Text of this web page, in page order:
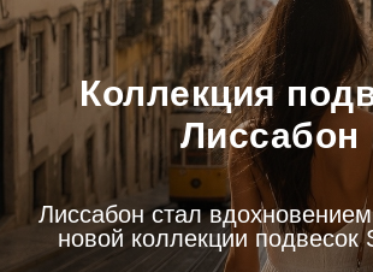
Коллекция
Лиссабон
Лиссабон стал
новой коллекции подвесок